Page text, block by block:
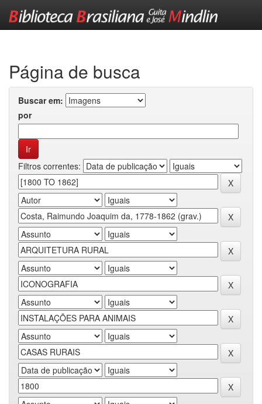
Página de busca
Buscar em:
por
Filtros correntes: